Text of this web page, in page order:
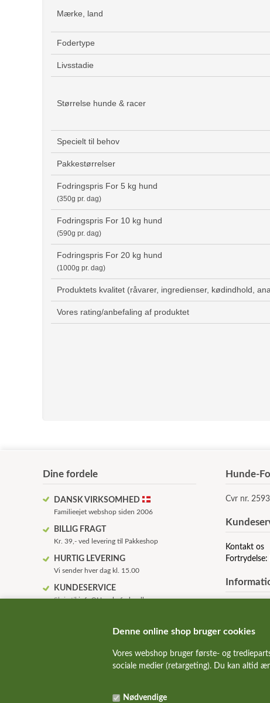
Denne online shop bruger cookies
Vores webshop bruger første- og
sociale medier (retargeting). Du kan altid
Nødvendige
Mærke, land
Fodertype
Livsstadie
Størrelse hunde & racer
Specielt til behov
Pakkestørrelser
Fodringspris For 5 kg hund
(350g pr. dag)
Fodringspris For 10 kg hund
(590g pr. dag)
Fodringspris For 20 kg hund
(1000g pr. dag)
Produktets kvalitet (råvarer, ingredienser, kødindhold,
Vores rating/anbefaling af produktet
Dine fordele
DANSK VIRKSOMHED
Familieejet webshop siden 2006
BILLIG FRAGT
Kr. 39,- ved levering til Pakkeshop
HURTIG LEVERING
Vi sender hver dag kl. 15.00
KUNDESERVICE
Skriv tilinfo@Hunde-foder.dk
Alle de bedste hundemad mærker
Vi hjælper gerne med fodervejledning
Hunde-
Cvr nr.
Kontakt os
Anvendelse
Rabatkoder